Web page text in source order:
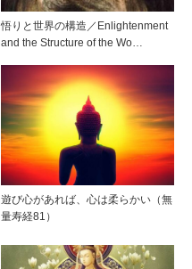
悟りと世界の構造／Enlightenment
and the Structure of the Wo…
遊び心があれば、心は柔らかい（無
量寿経81）